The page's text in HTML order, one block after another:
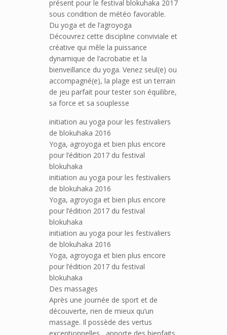
présent pour le festival blokuhaka 2017
sous condition de météo favorable.
Du yoga et de l’agroyoga
Découvrez cette discipline conviviale et
créative qui mêle la puissance
dynamique de l’acrobatie et la
bienveillance du yoga. Venez seul(e) ou
accompagné(e), la plage est un terrain
de jeu parfait pour tester son équilibre,
sa force et sa souplesse
initiation au yoga pour les festivaliers
de blokuhaka 2016
Yoga, agroyoga et bien plus encore
pour l’édition 2017 du festival
blokuhaka
initiation au yoga pour les festivaliers
de blokuhaka 2016
Yoga, agroyoga et bien plus encore
pour l’édition 2017 du festival
blokuhaka
initiation au yoga pour les festivaliers
de blokuhaka 2016
Yoga, agroyoga et bien plus encore
pour l’édition 2017 du festival
blokuhaka
Des massages
Après une journée de sport et de
découverte, rien de mieux qu’un
massage. Il possède des vertus